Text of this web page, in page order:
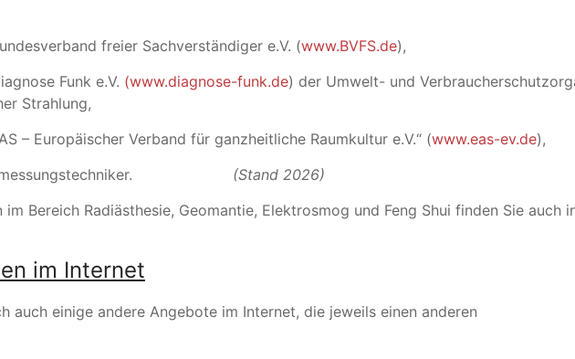
freier Sachverständiger e.V. (www.BVFS.de),
Funk e.V. (www.diagnose-funk.de) der Umwelt- und
Strahlung,
– Europäischer Verband für ganzheitliche Raumkultur e.V.“ (www.eas-ev.de),
Vermessungstechniker.
(Stand 2026)
Bereich Radiästhesie, Geomantie, Elektrosmog und Feng Shui finden Sie auch
im Internet
auch einige andere Angebote im Internet, die jeweils einen anderen